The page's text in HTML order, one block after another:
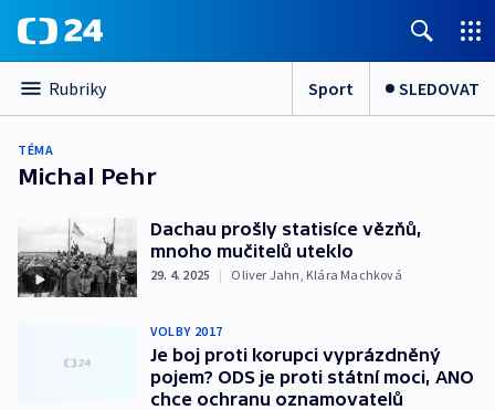
Rubriky Sport SLEDOVAT
TÉMA
Michal Pehr
Dachau prošly statisíce vězňů,
mnoho mučitelů uteklo
29. 4. 2025 | Oliver Jahn, Klára Machková
VOLBY 2017
Je boj proti korupci vyprázdněný
pojem? ODS je proti státní moci, ANO
chce ochranu oznamovatelů